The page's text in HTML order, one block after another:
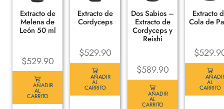
Extracto de
Melena de
León 50 ml
$529.90
AÑADIR
AL
CARRITO
Extracto de
Cordyceps
$529.90
AÑADIR
AL
CARRITO
Dos Sabios –
Extracto de
Cordyceps y
Reishi
$589.90
AÑADIR
AL
CARRITO
Extracto
Cola de
$
AL
CARRITO